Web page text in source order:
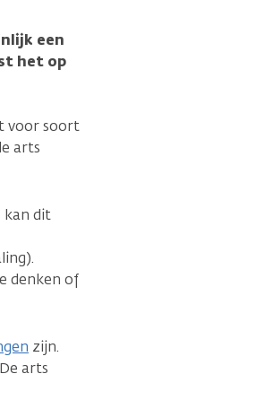
een
het op
voor soort
arts
kan dit
denken of
zijn.
arts